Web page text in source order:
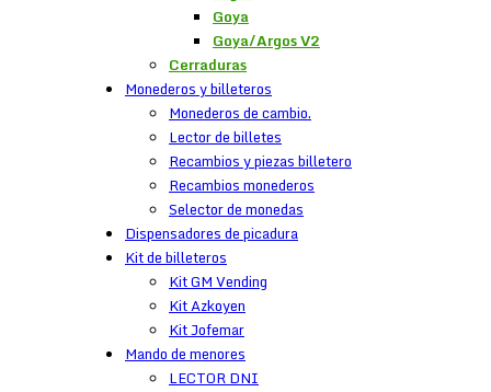
Goya
Goya/Argos V2
Cerraduras
Monederos y billeteros
Monederos de cambio.
Lector de billetes
Recambios y piezas billetero
Recambios monederos
Selector de monedas
Dispensadores de picadura
Kit de billeteros
Kit GM Vending
Kit Azkoyen
Kit Jofemar
Mando de menores
LECTOR DNI